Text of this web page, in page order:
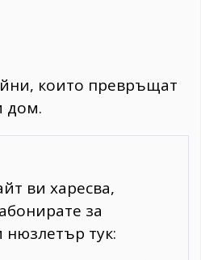
които превръщат
дом.
ви харесва,
за
тук: